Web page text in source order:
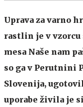
Uprava za varno
rastlin je v vzorcu
mesa Naše nam
so ga v Perutnini
Slovenija,
uporabe živila je